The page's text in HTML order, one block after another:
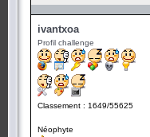
ivantxoa
Profil challenge
Classement : 1649/55625
Néophyte